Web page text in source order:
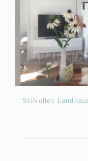
Stilvolles